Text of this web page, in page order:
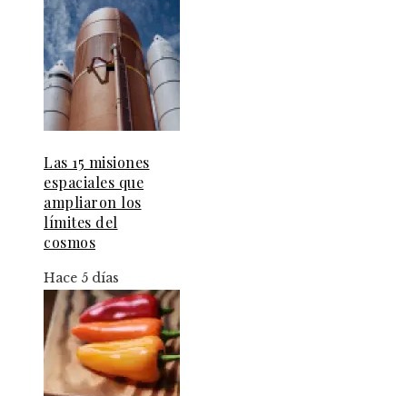
Las 15 misiones
espaciales que
ampliaron los
límites del
cosmos
Hace 5 días